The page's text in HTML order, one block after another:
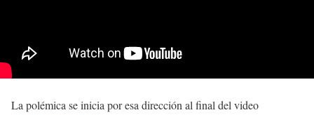
La polémica se inicia por esa dirección al final del video